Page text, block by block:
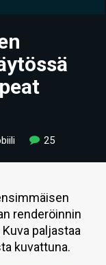
25
renderöinnin
paljastaa
kuvattuna.